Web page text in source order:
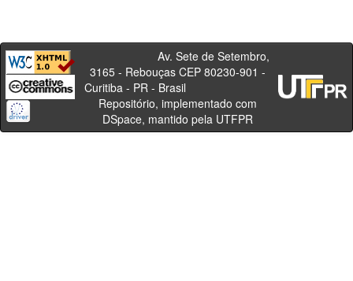
Av. Sete de Setembro,
3165 - Rebouças CEP 80230-901 -
Curitiba - PR - Brasil
Repositório, implementado com
DSpace, mantido pela UTFPR